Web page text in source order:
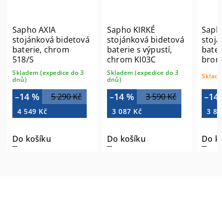
Sapho AXIA
stojánková bidetová
baterie, chrom
518/S
Skladem (expedice do 3
dnů)
5 290 Kč
–14 %
4 549 Kč
Do košíku
Sapho KIRKÉ
stojánková bidetová
baterie s výpustí,
chrom KI03C
Skladem (expedice do 3
dnů)
3 590 Kč
–14 %
3 087 Kč
Do košíku
–14
3
Do